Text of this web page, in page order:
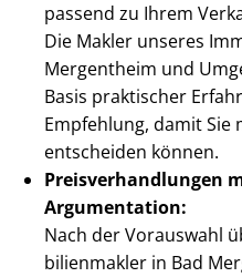
passend zu Ihrem
Die Makler unseres
Mergentheim und
Basis praktischer
Empfehlung, damit Sie
entscheiden können.
Preis­ver­hand­lun­gen
Argumentation:
Nach der Vorauswahl
bi­li­en­mak­ler in Bad